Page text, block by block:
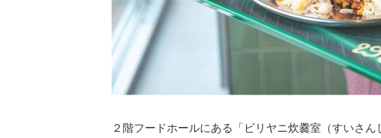
２階フードホールにある「ビリヤニ炊爨室（すいさ